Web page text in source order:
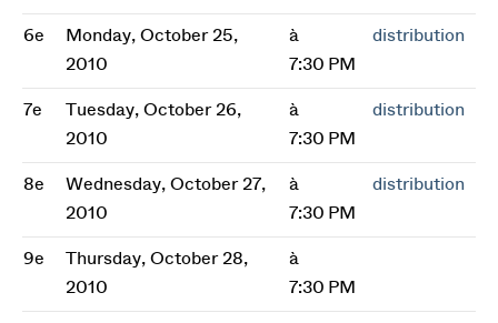
6e
Monday, October 25,
2010
à
7:30 PM
distribution
7e
Tuesday, October 26,
2010
à
7:30 PM
distribution
8e
Wednesday, October 27,
2010
à
7:30 PM
distribution
9e
Thursday, October 28,
2010
à
7:30 PM